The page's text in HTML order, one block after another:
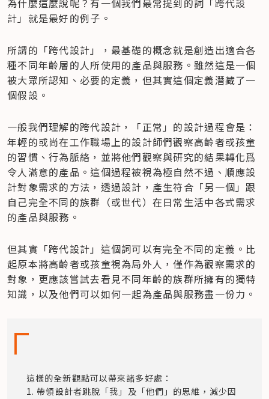
為什麼這麼說呢？有一個我們最常提到的詞「跨代設
計」就是最好的例子。
所謂的「跨代設計」，最基礎的概念就是創造出適合各
種不同年齡層的人所使用的產品與服務。雖然這是一個
被大眾所認知、必要的定義，但其實這個定義潛藏了一
個假設。
一般我們理解的跨代設計，「正常」的設計過程會是：
年輕的或尚在工作職場上的設計師們觀察高齡者或孩童
的習慣、行為脈絡，並將他們觀察與研究的結果轉化爲
令人滿意的產品。這個過程被視為極自然不過、順應設
計對象需求的方法，透過設計，產生符合「另一個」跟
自己完全不同的族群（或世代）在日常生活中各式需求
的產品與服務。
但其實「跨代設計」這個詞可以有完全不同的定義。比
起原本將高齡者或孩童視為局外人，僅作為觀察需求的
對象，更應該嘗試去看見不同年齡的族群所擁有的獨特
知識，以及他們可以如何一起為產品與服務盡一份力。
這樣的全新觀點可以帶來諸多好處：
1. 帶領設計者跳脫「我」及「他們」的思維，減少因